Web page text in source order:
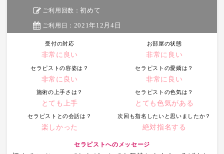
ご利用回数：初めて
ご利用日： 2021年12月4日
受付の対応
非常に良い
お部屋の状態
非常に良い
セラピストの容姿は？
非常に良い
セラピストの愛嬌は？
非常に良い
施術の上手さは？
とても上手
セラピストの色気は？
とても色気がある
セラピストとの会話は？
楽しかった
次回も指名したいと思いましたか？
絶対指名する
セラピストへのメッセージ